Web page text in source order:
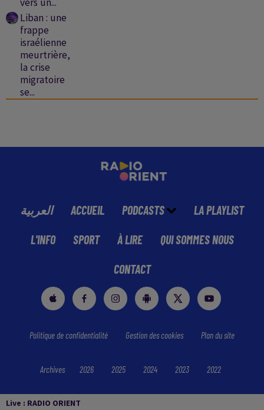
Live : RADIO ORIENT
Liban : une
frappe
israélienne
meurtrière,
la crise
migratoire
se...
العربية ACCUEIL PODCASTS LA PLAYLIST
L'INFO SPORT À LIRE QUI SOMMES NOUS
CONTACT
Politique de confidentialité Gestion des cookies Plan du site
Archives 2026 2025 2024 2023 2022